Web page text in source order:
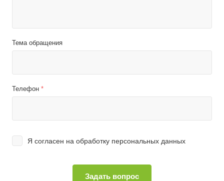
Тема обращения
Телефон *
Я согласен на обработку персональных данных